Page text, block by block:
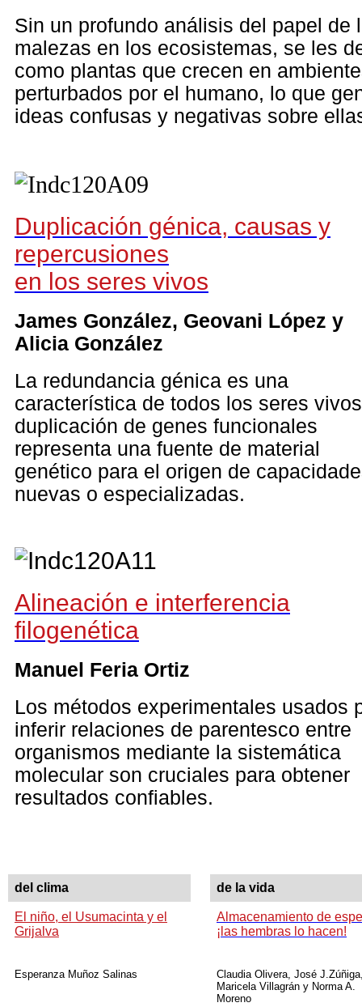
Sin un profundo análisis del papel de
malezas en los ecosistemas, se les
como plantas que crecen en
perturbados por el humano, lo que
ideas confusas y negativas sobre
Duplicación génica, causas y
repercusiones
en los seres vivos
James González, Geovani López y
Alicia González
La redundancia génica es una
característica de todos los seres
duplicación de genes funcionales
representa una fuente de material
genético para el origen de
nuevas o especializadas.
Alineación e interferencia
filogenética
Manuel Feria Ortiz
Los métodos experimentales usados
inferir relaciones de parentesco entre
organismos mediante la sistemática
molecular son cruciales para obtener
resultados confiables.
del clima de la vida
El niño, el Usumacinta y el
Grijalva
Almacenamiento de
¡las hembras lo hacen!
Esperanza Muñoz Salinas
Claudia Olivera, José
Maricela Villagrán y Norma A.
Moreno